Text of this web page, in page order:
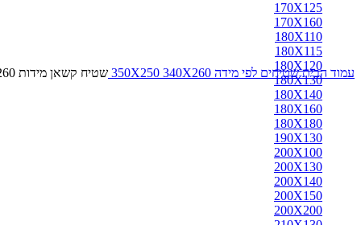
170X125
170X160
180X110
180X115
180X120
180X130
180X140
180X160
180X180
190X130
200X100
200X130
200X140
200X150
200X200
עמוד הביתשטיחים לפי מידה 350X250 340X260 שטיח קשאן מידות 340X260